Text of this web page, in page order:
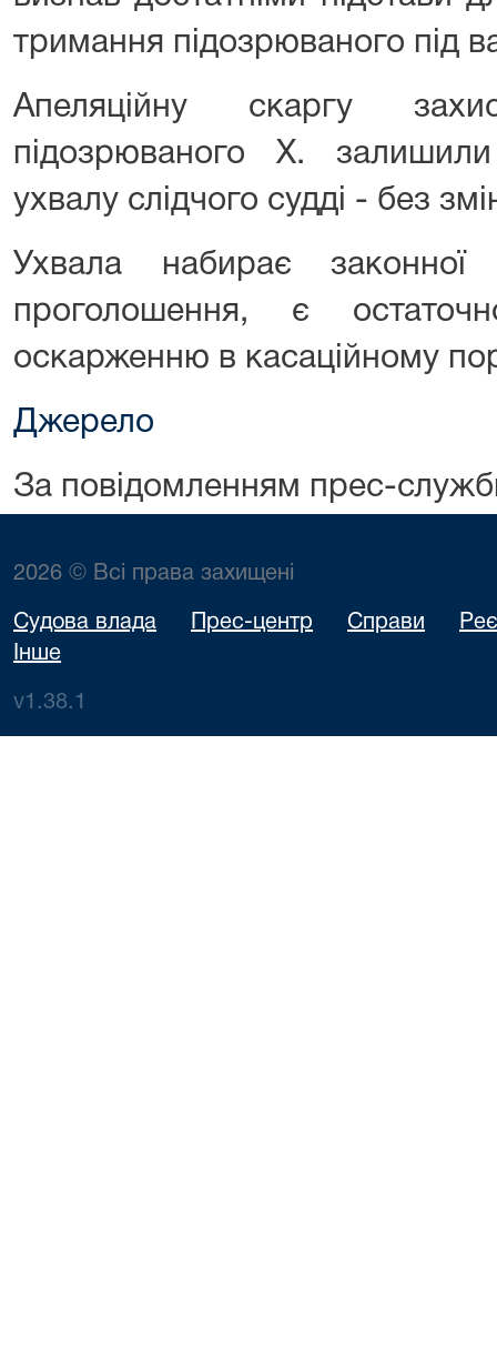
тримання підозрюваного під
Апеляційну скаргу
підозрюваного Х.
ухвалу слідчого судді - без
Ухвала набирає
проголошення, є
оскарженню в касаційному
Джерело
За повідомленням прес-
2026 © Всі права захищені
Судова влада Прес-центр Справи
Інше
v1.38.1